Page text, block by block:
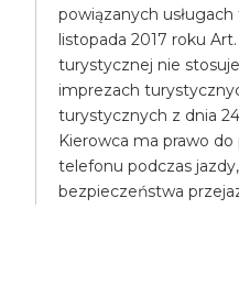
powiązanych
listopada 2017 roku
turystycznej nie
imprezach
turystycznych z dnia
Kierowca ma prawo
telefonu podczas
bezpieczeństwa